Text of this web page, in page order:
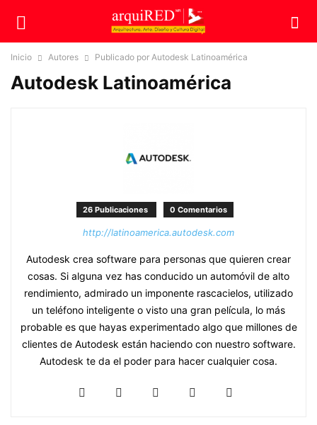
Inicio Autores Publicado por Autodesk Latinoamérica
Autodesk Latinoamérica
26 Publicaciones 0 Comentarios
http://latinoamerica.autodesk.com
Autodesk crea software para personas que quieren crear
cosas. Si alguna vez has conducido un automóvil de alto
rendimiento, admirado un imponente rascacielos, utilizado
un teléfono inteligente o visto una gran película, lo más
probable es que hayas experimentado algo que millones de
clientes de Autodesk están haciendo con nuestro software.
Autodesk te da el poder para hacer cualquier cosa.